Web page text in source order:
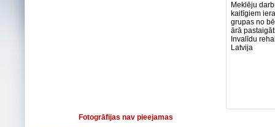
Fotogrāfijas nav pieejamas
Meklēju
kaitīgiem
grupas no
ārā
Invalīdu
Latvija